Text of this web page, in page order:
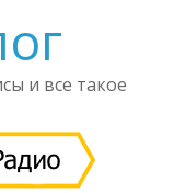
и все такое